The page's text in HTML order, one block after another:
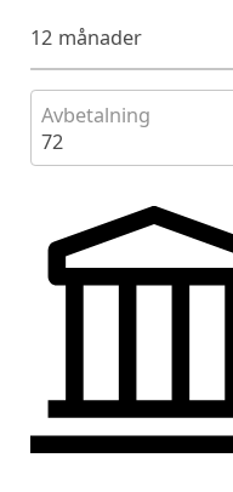
12 månader
Avbetalning
72